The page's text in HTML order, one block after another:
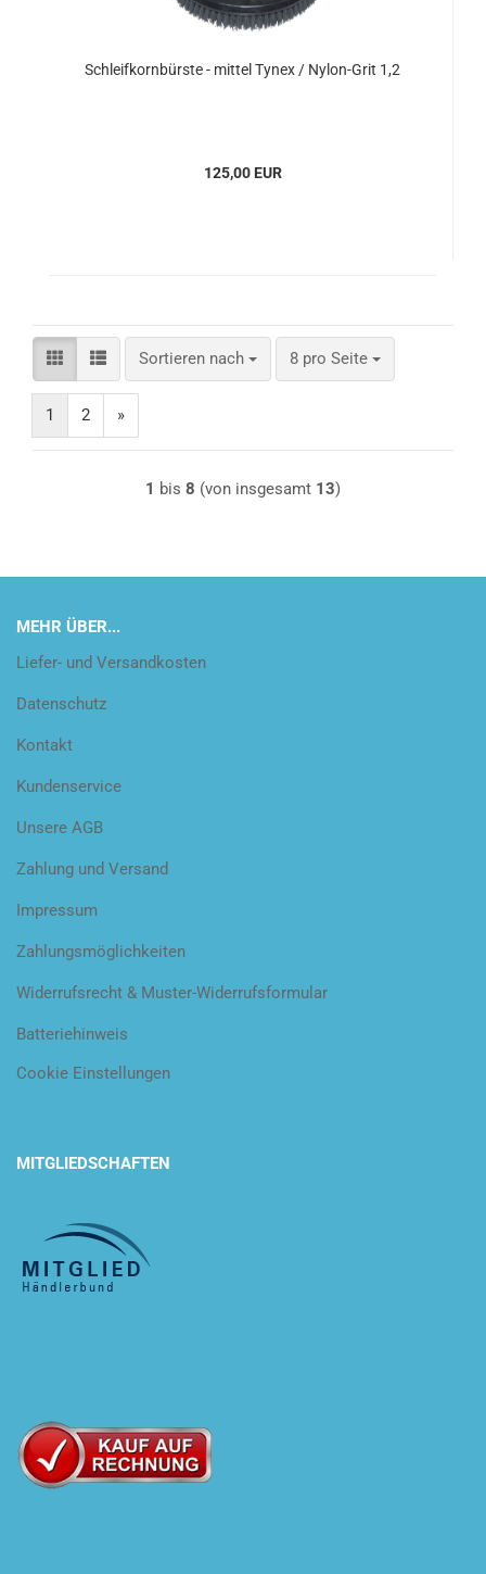
Schleifkornbürste - mittel Tynex / Nylon-Grit 1,2
125,00 EUR
Sortieren nach
Sortieren nach 8 pro Seite
pro Seite
1 2 »
1 bis 8 (von insgesamt 13)
MEHR ÜBER...
Liefer- und Versandkosten
Datenschutz
Kontakt
Kundenservice
Unsere AGB
Zahlung und Versand
Impressum
Zahlungsmöglichkeiten
Widerrufsrecht & Muster-Widerrufsformular
Batteriehinweis
Cookie Einstellungen
MITGLIEDSCHAFTEN